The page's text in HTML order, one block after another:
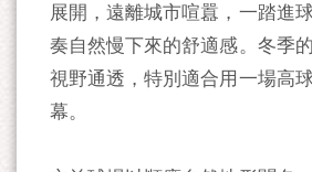
展開，遠離城市喧囂，一踏進
奏自然慢下來的舒適感。冬季
視野通透，特別適合用一場高
幕。